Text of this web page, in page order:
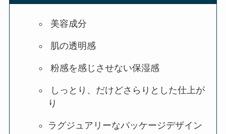
美容成分
肌の透明感
粉感を感じさせない保湿感
しっとり、だけどさらりとした仕上が
り
ラグジュアリーなパッケージデザイン